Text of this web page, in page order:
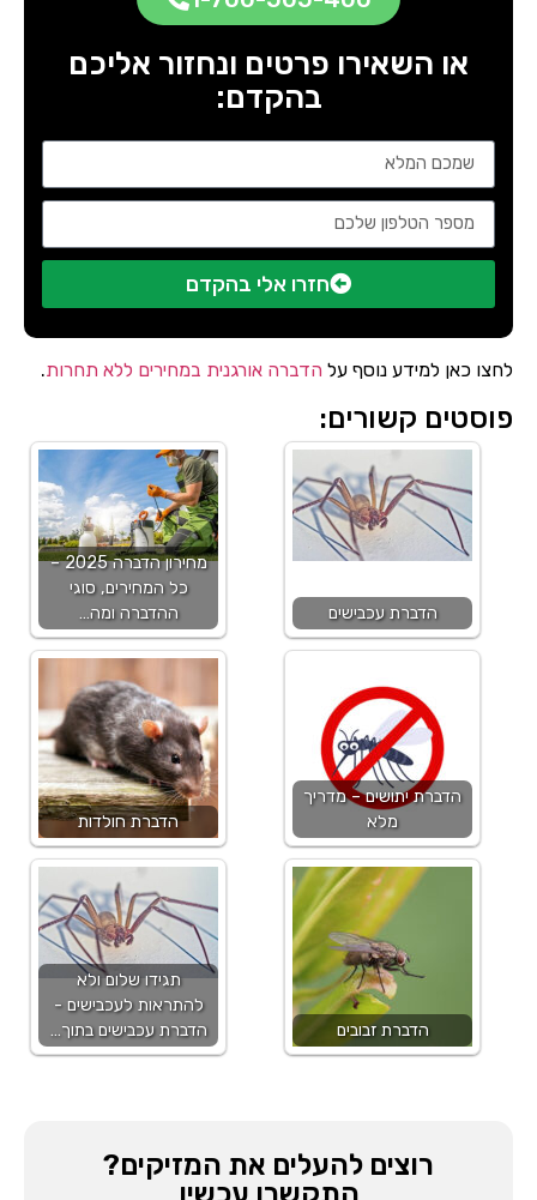
או השאירו פרטים ונחזור אליכם
בהקדם:
חזרו אלי בהקדם
לחצו כאן למידע נוסף על הדברה אורגנית במחירים ללא תחרות.
פוסטים קשורים:
הדברת עכבישים
הדברת יתושים – מדריך
מלא
הדברת זבובים
מחירון הדברה 2025 –
כל המחירים, סוגי
ההדברה ומה…
הדברת חולדות
תגידו שלום ולא
להתראות לעכבישים -
הדברת עכבישים בתוך…
רוצים להעלים את המזיקים?